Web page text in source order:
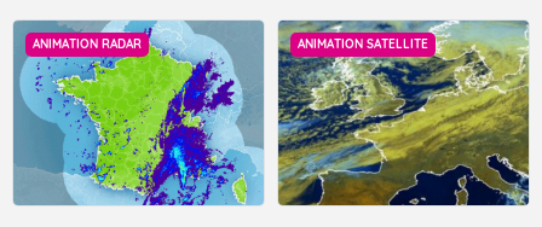
ANIMATION RADAR ANIMATION SATELLITE